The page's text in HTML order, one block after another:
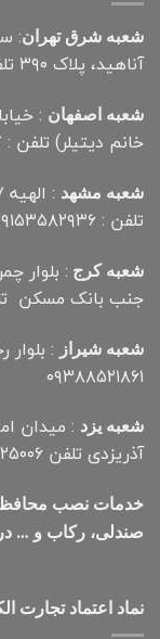
شعبه شرق تهران:
آناهید، پلاک ۳۹۰ تلفن ۰۹۳۵۷۶۵۲۶۲۳
شعبه اصفهان
خانم دیتیلر) تلفن : ۰۹۱۳۵۴۷۷۷۹۷
شعبه مشهد
تلفن : ۰۹۱۵۳۵۸۲۹۳۶
شعبه کرج
جنب بانک مسکن تلفن
شعبه شیراز
۰۹۳۸۸۵۲۱۸۶۱
شعبه یزد : میدان
آذریزدی تلفن ۰۹۱۲۸۷۲۵۰۰۶
خدمات نصب محافظ
صندلی، رکاب و …
نماد اعتماد تجارت